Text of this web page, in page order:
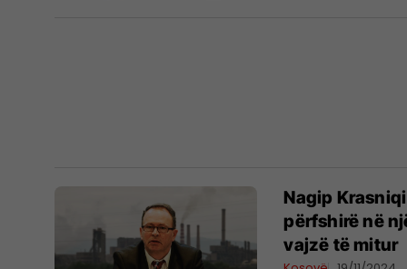
Nagip
përfshirë në
vajzë të mitur